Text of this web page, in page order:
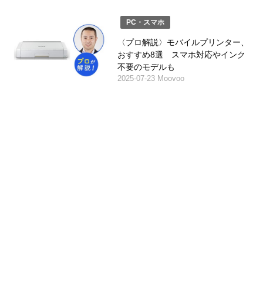
PC・スマホ
〈プロ解説〉モバイルプリンター、
おすすめ8選 スマホ対応やインク
不要のモデルも
2025-07-23 Moovoo